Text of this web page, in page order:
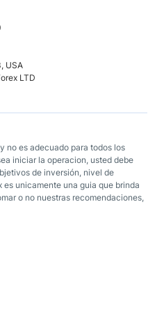
USA
LTD
no es adecuado para todos los
iniciar la operacion, usted debe
de inversión, nivel de
unicamente una guia que brinda
o no nuestras recomendaciones,